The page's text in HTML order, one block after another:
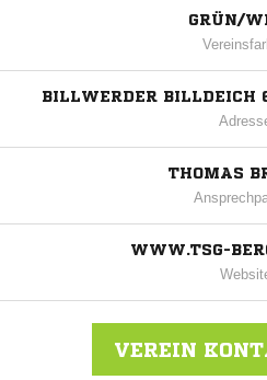
GRÜN/
BILLWERDER BILLDEICH
THOMAS
WWW.TSG-
VEREIN